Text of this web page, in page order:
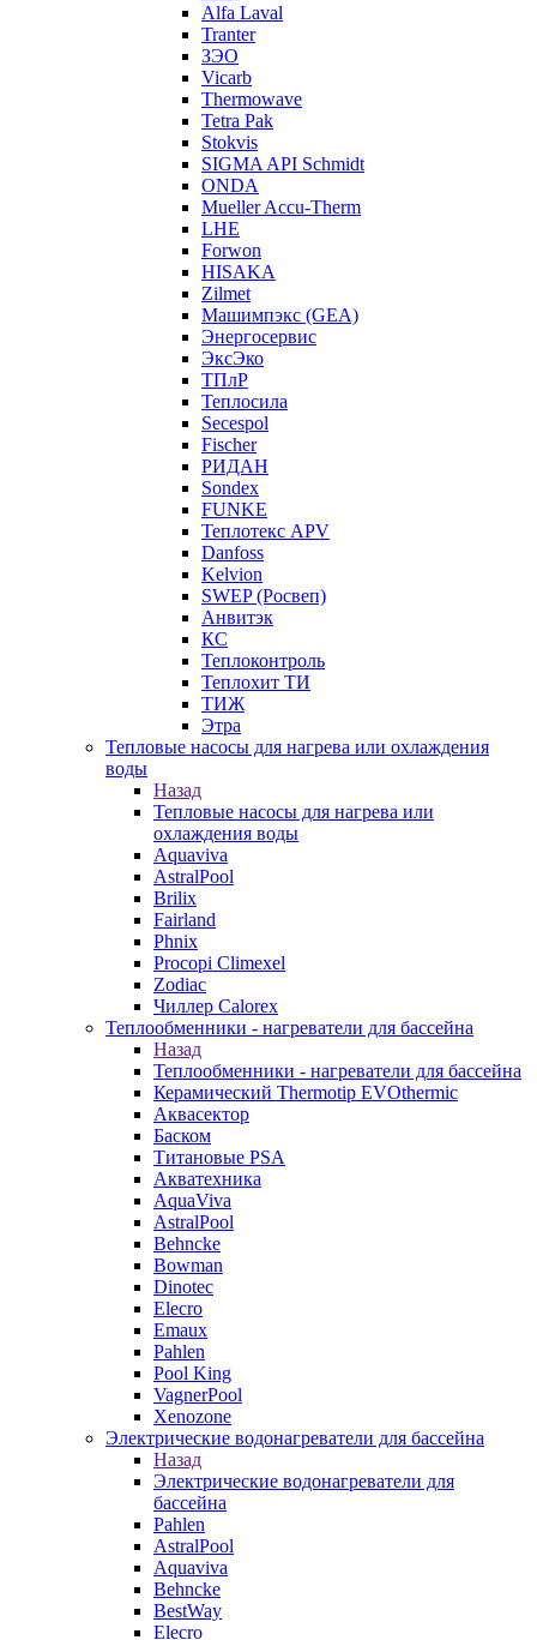
Alfa Laval
Tranter
ЗЭО
Vicarb
Thermowave
Tetra Pak
Stokvis
SIGMA API Schmidt
ONDA
Mueller Accu-Therm
LHE
Forwon
HISAKA
Zilmet
Машимпэкс (GEA)
Энергосервис
ЭксЭко
ТПлР
Теплосила
Secespol
Fischer
РИДАН
Sondex
FUNKE
Теплотекс APV
Danfoss
Kelvion
SWEP (Росвеп)
Анвитэк
КС
Теплоконтроль
Теплохит ТИ
ТИЖ
Этра
Тепловые насосы для нагрева или охлаждения
воды
Назад
Тепловые насосы для нагрева или
охлаждения воды
Aquaviva
AstralPool
Brilix
Fairland
Phnix
Procopi Climexel
Zodiac
Чиллер Calorex
Теплообменники - нагреватели для бассейна
Назад
Теплообменники - нагреватели для бассейна
Керамический Thermotip EVOthermic
Аквасектор
Баском
Титановые PSA
Акватехника
AquaViva
AstralPool
Behncke
Bowman
Dinotec
Elecro
Emaux
Pahlen
Pool King
VagnerPool
Xenozone
Электрические водонагреватели для бассейна
Назад
Электрические водонагреватели для
бассейна
Pahlen
AstralPool
Aquaviva
Behncke
BestWay
Elecro